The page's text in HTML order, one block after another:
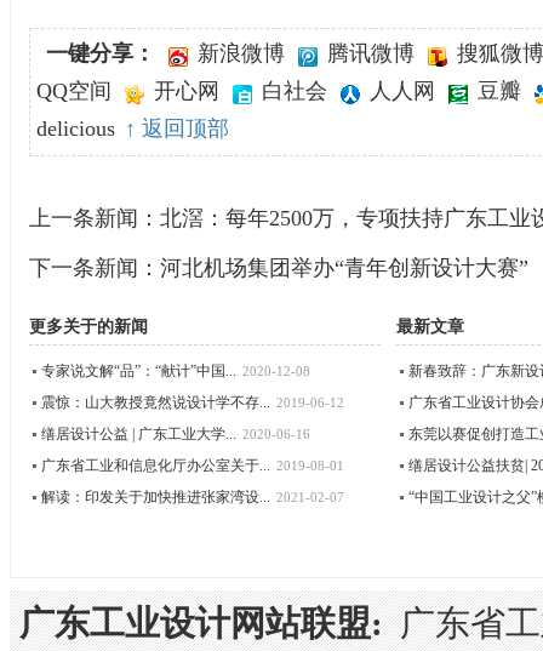
一键分享： 新浪微博 腾讯微博
搜狐微博
QQ空间
开心网 白社会 人人网
豆瓣
delicious ↑ 返回顶部
上一条新闻： 北滘：每年2500万，专项扶持广东工业
下一条新闻： 河北机场集团举办“青年创新设计大赛”
更多关于的新闻
专家说文解“品”：“献计”中国... 2020-12-08
震惊：山大教授竟然说设计学不存... 2019-06-12
缮居设计公益 | 广东工业大学... 2020-06-16
广东省工业和信息化厅办公室关于... 2019-08-01
解读：印发关于加快推进张家湾设... 2021-02-07
最新文章
新春致辞：广东新
广东省工业设计协会
东莞以赛促创打造
缮居设计公益扶贫|
“中国工业设计之父”
广东工业设计网站联盟: 广东省